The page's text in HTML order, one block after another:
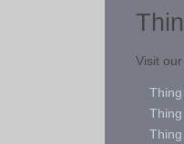
Visit